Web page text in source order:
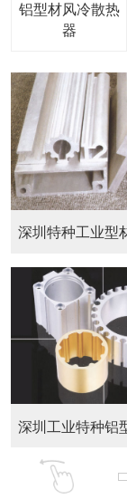
铝型材风冷散热
器
东莞工业铝型材